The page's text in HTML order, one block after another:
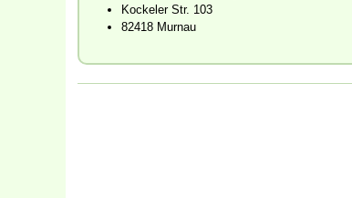
Kockeler Str. 103
82418 Murnau